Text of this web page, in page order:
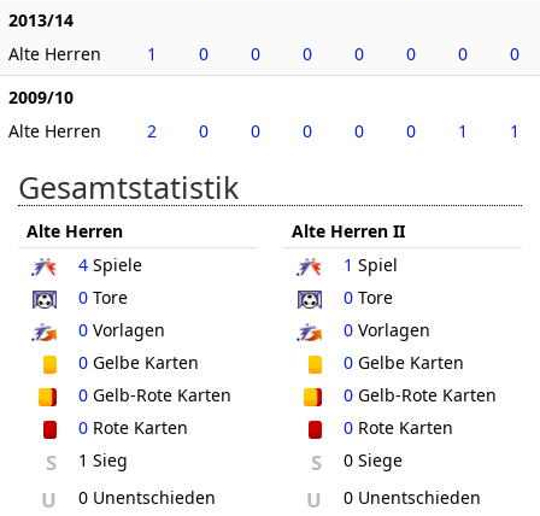
2013/14
Alte Herren
1 0 0 0 0 0 0
0
2009/10
Alte Herren
2 0 0 0 0 0 1 1
Gesamtstatistik
Alte Herren
4 Spiele
0 Tore
0 Vorlagen
0 Gelbe Karten
0 Gelb-Rote Karten
0 Rote Karten
S 1 Sieg
U 0 Unentschieden
Alte Herren II
1 Spiel
0Tore
0Vorlagen
0Gelbe Karten
0Gelb-Rote Karten
0Rote Karten
S 0 Siege
U 0 Unentschieden